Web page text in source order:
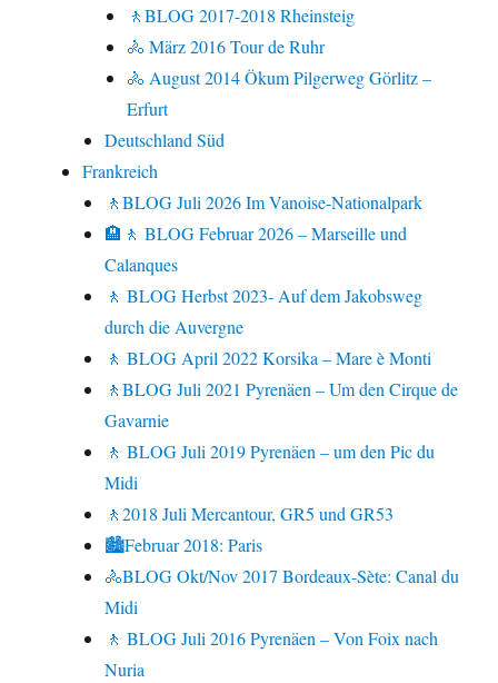
🚶BLOG 2017-2018 Rheinsteig
🚴 März 2016 Tour de Ruhr
🚴 August 2014 Ökum Pilgerweg Görlitz –
Erfurt
Deutschland Süd
Frankreich
🚶BLOG Juli 2026 Im Vanoise-Nationalpark
🏨🚶 BLOG Februar 2026 – Marseille und
Calanques
🚶 BLOG Herbst 2023- Auf dem Jakobsweg
durch die Auvergne
🚶 BLOG April 2022 Korsika – Mare è Monti
🚶BLOG Juli 2021 Pyrenäen – Um den Cirque de
Gavarnie
🚶 BLOG Juli 2019 Pyrenäen – um den Pic du
Midi
🚶2018 Juli Mercantour, GR5 und GR53
🏙Februar 2018: Paris
🚴BLOG Okt/Nov 2017 Bordeaux-Sète: Canal du
Midi
🚶 BLOG Juli 2016 Pyrenäen – Von Foix nach
Nuria